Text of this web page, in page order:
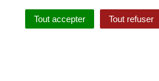
Tout accepter Tout refuser
RECHERCHER
par
Inovagora